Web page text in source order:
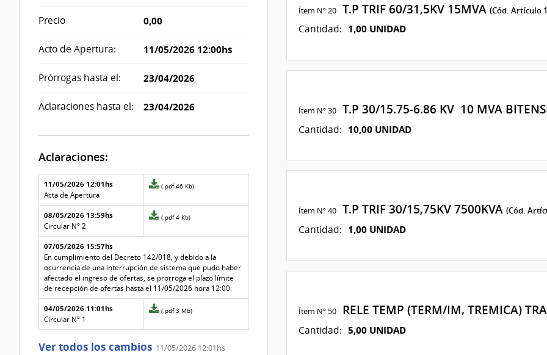
Precio 0,00
Acto de Apertura: 11/05/2026 12:00hs
Prórrogas hasta el: 23/04/2026
Aclaraciones hasta el: 23/04/2026
Aclaraciones:
Aclaraciones del llamado
Fecha y
texto de
la
aclaración
Archivo
de la
aclaración
11/05/2026 12:01hs
Acta de Apertura
Archivo
de
la
Nº
(.pdf 46 Kb)
08/05/2026 13:59hs
Circular N° 2
Archivo
de
aclaración
Nº
2
(.pdf 4 Kb)
07/05/2026 15:57hs
En cumplimiento del Decreto 142/018, y debido a la
ocurrencia de una interrupción de sistema que pudo haber
afectado el ingreso de ofertas, se prorroga el plazo límite
de recepción de ofertas hasta el 11/05/2026 hora 12:00.
04/05/2026 11:01hs
Circular N° 1
Archivo
de
aclaración
(.pdf 3 Mb)
Ver todos los cambios 11/05/2026 12:01hs
Ítem Nº 20T.P TRIF 60/31,5KV 15MVA (Cód. Artículo
Cantidad: 1,00 UNIDAD
Ítem Nº 30T.P 30/15.75-6.86 KV 10 MVA
Cantidad: 10,00 UNIDAD
Ítem Nº 40T.P TRIF 30/15,75KV 7500KVA (Cód.
Cantidad: 1,00 UNIDAD
Ítem Nº 50RELE TEMP (TERM/IM, TREMICA)
Cantidad: 5,00 UNIDAD